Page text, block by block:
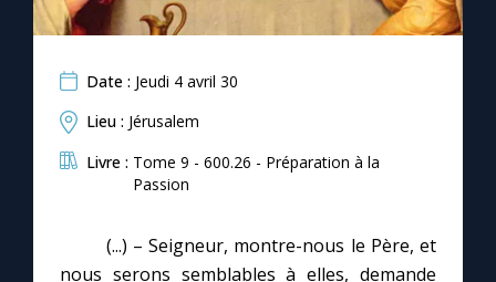
Date : Jeudi 4 avril 30
Lieu : Jérusalem
Livre : Tome 9 - 600.26 - Préparation à la
Passion
(...) – Seigneur, montre-nous le Père, et
nous serons semblables à elles, demande